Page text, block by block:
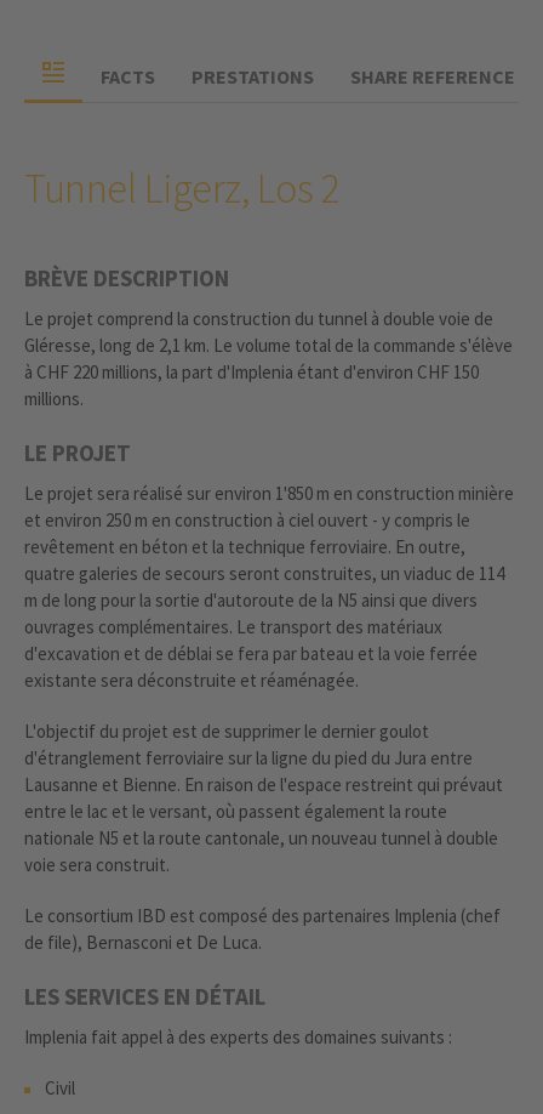
FACTS PRESTATIONS SHARE REFERENCE
Tunnel Ligerz, Los 2
BRÈVE DESCRIPTION
Le projet comprend la construction du tunnel à double voie de
Gléresse, long de 2,1 km. Le volume total de la commande s'élève
à CHF 220 millions, la part d'Implenia étant d'environ CHF 150
millions.
LE PROJET
Le projet sera réalisé sur environ 1'850 m en construction minière
et environ 250 m en construction à ciel ouvert - y compris le
revêtement en béton et la technique ferroviaire. En outre,
quatre galeries de secours seront construites, un viaduc de 114
m de long pour la sortie d'autoroute de la N5 ainsi que divers
ouvrages complémentaires. Le transport des matériaux
d'excavation et de déblai se fera par bateau et la voie ferrée
existante sera déconstruite et réaménagée.
L'objectif du projet est de supprimer le dernier goulot
d'étranglement ferroviaire sur la ligne du pied du Jura entre
Lausanne et Bienne. En raison de l'espace restreint qui prévaut
entre le lac et le versant, où passent également la route
nationale N5 et la route cantonale, un nouveau tunnel à double
voie sera construit.
Le consortium IBD est composé des partenaires Implenia (chef
de file), Bernasconi et De Luca.
LES SERVICES EN DÉTAIL
Implenia fait appel à des experts des domaines suivants :
Civil